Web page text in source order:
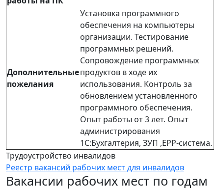
Дополнительные
пожелания
Установка программного
обеспечения на компьютеры
организации. Тестирование
программных решений.
Сопровождение программных
продуктов в ходе их
использования. Контроль за
обновлением установленного
программного обеспечения.
Опыт работы от 3 лет. Опыт
администрирования
1С:Бухгалтерия, ЗУП ,EPP-система.
Трудоустройство инвалидов
Реестр вакансий рабочих мест для инвалидов
Вакансии рабочих мест по годам